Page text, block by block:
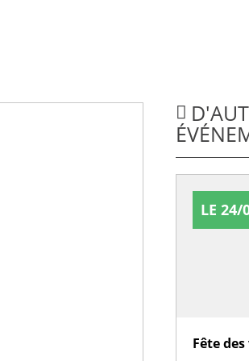
LE 24/
Fête